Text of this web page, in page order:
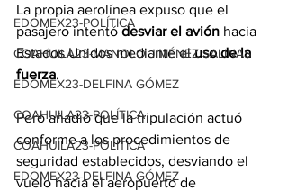
EDOMEX23-POLÍTICA
COAHUILA23-MANOLO JIMÉNEZ SALINAS
EDOMEX23-DELFINA GÓMEZ
COAHUILA23-POLÍTICA
COAHUILA23-POLÍTICA
EDOMEX23-DELFINA GÓMEZ
La propia aerolínea expuso que el
pasajero intentó desviar el avión hacia
Estados Unidos mediante el uso de la
fuerza.
Pero añadió que la tripulación actuó
conforme a los procedimientos de
seguridad establecidos, desviando el
vuelo hacia el aeropuerto de